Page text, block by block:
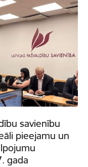
savienību
pieejamu un
gada